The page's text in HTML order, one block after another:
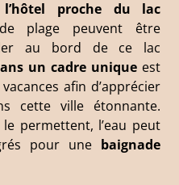
l’hôtel proche du lac
plage peuvent être
au bord de ce lac
un cadre unique est
afin d’apprécier
cette ville étonnante.
permettent, l’eau peut
pour une baignade